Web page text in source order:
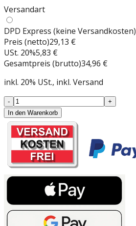
Versandart
DPD Express (keine Versandkosten)
Preis (netto)29,13 €
USt. 20%5,83 €
Gesamtpreis (brutto)34,96 €
inkl. 20% USt., inkl. Versand
-
+
In den Warenkorb